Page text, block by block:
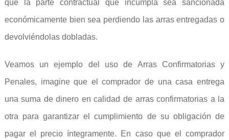
que la parte contractual que incumpla sea sancionada
económicamente bien sea perdiendo las arras entregadas o
devolviéndolas dobladas.
Veamos un ejemplo del uso de Arras Confirmatorias y
Penales, imagine que el comprador de una casa entrega
una suma de dinero en calidad de arras confirmatorias a la
otra para garantizar el cumplimiento de su obligación de
pagar el precio íntegramente. En caso que el comprador